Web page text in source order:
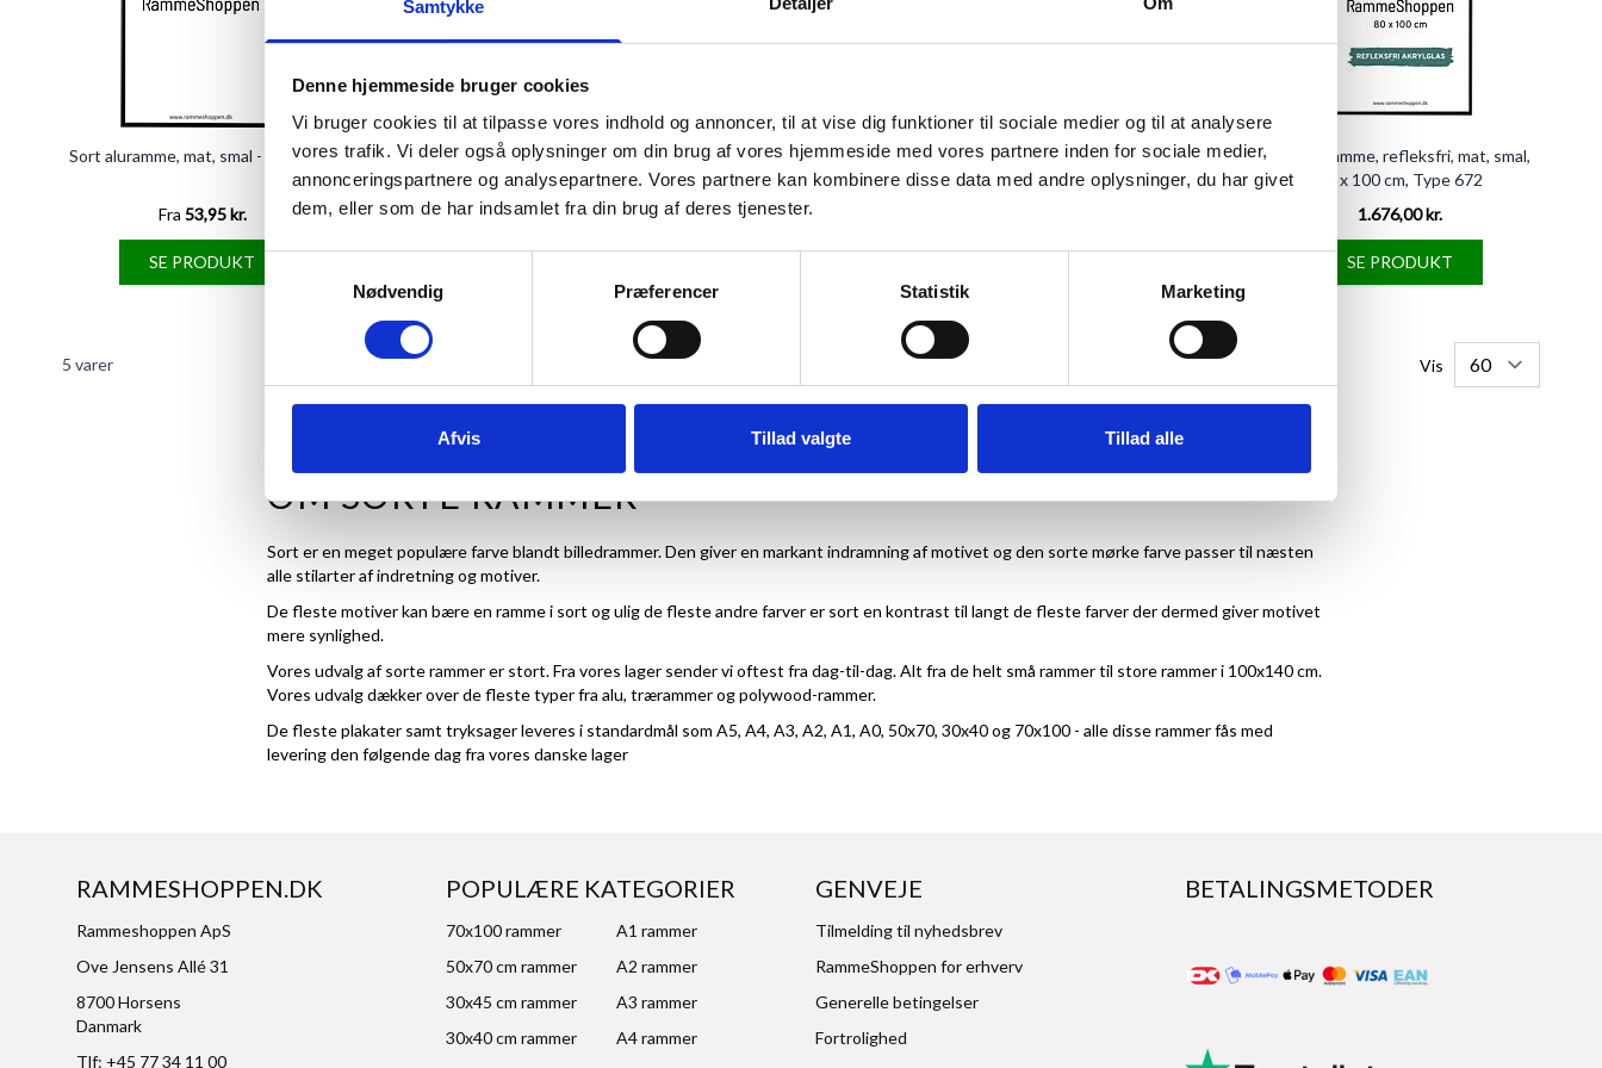
Samtykke
Denne hjemmeside bruger cookies
Vi bruger cookies til at tilpasse vores indhold og annoncer, til at vise dig funktioner til sociale medier og til at analysere
vores trafik. Vi deler også oplysninger om din brug af vores hjemmeside med vores partnere inden for sociale medier,
annonceringspartnere og analysepartnere. Vores partnere kan kombinere disse data med andre oplysninger, du har givet
dem, eller som de har indsamlet fra din brug af deres tjenester.
Nødvendig
Præferencer Statistik Marketing
Afvis Tillad valgte Tillad alle
Sort aluramme, mat, smal - Type 672
Fra 53,95 kr.
SE PRODUKT
Sort træramme, Type 841
Fra 186,11 kr.
Sort aluramme, mat, smal, 80 x 100
cm, Type 672
977,95 kr.
Sort træramme, 80 x 100 cm, Type
841
Sort aluramme, refleksfri, mat, smal,
80 x 100 cm, Type 672
1.676,00 kr.
SE PRODUKT
5 varer Vis
OM SORTE RAMMER
Sort er en meget populære farve blandt billedrammer. Den giver en markant indramning af motivet og den sorte mørke farve passer til næsten
alle stilarter af indretning og motiver.
De fleste motiver kan bære en ramme i sort og ulig de fleste andre farver er sort en kontrast til langt de fleste farver der dermed giver motivet
mere synlighed.
Vores udvalg af sorte rammer er stort. Fra vores lager sender vi oftest fra dag-til-dag. Alt fra de helt små rammer til store rammer i 100x140 cm.
Vores udvalg dækker over de fleste typer fra alu, trærammerog polywood-rammer.
De fleste plakater samt tryksager leveres i standardmål som A5, A4, A3, A2, A1, A0, 50x70, 30x40og 70x100 - alle disse rammer fås med
levering den følgende dag fra vores danske lager
RAMMESHOPPEN.DK
Rammeshoppen ApS
Ove Jensens Allé 31
8700 Horsens
Danmark
Tlf: +45 77 34 11 00
POPULÆRE KATEGORIER
70x100 rammer
A1 rammer
50x70 cm rammer
A2 rammer
30x45 cm rammer
A3 rammer
30x40 cm rammer
A4 rammer
GENVEJE
Tilmelding til nyhedsbrev
RammeShoppen for erhverv
Generelle betingelser
Fortrolighed
BETALINGSMETODER